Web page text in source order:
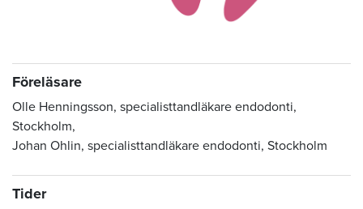
Föreläsare
Olle Henningsson, specialisttandläkare endodonti,
Stockholm,
Johan Ohlin, specialisttandläkare endodonti, Stockholm
Tider